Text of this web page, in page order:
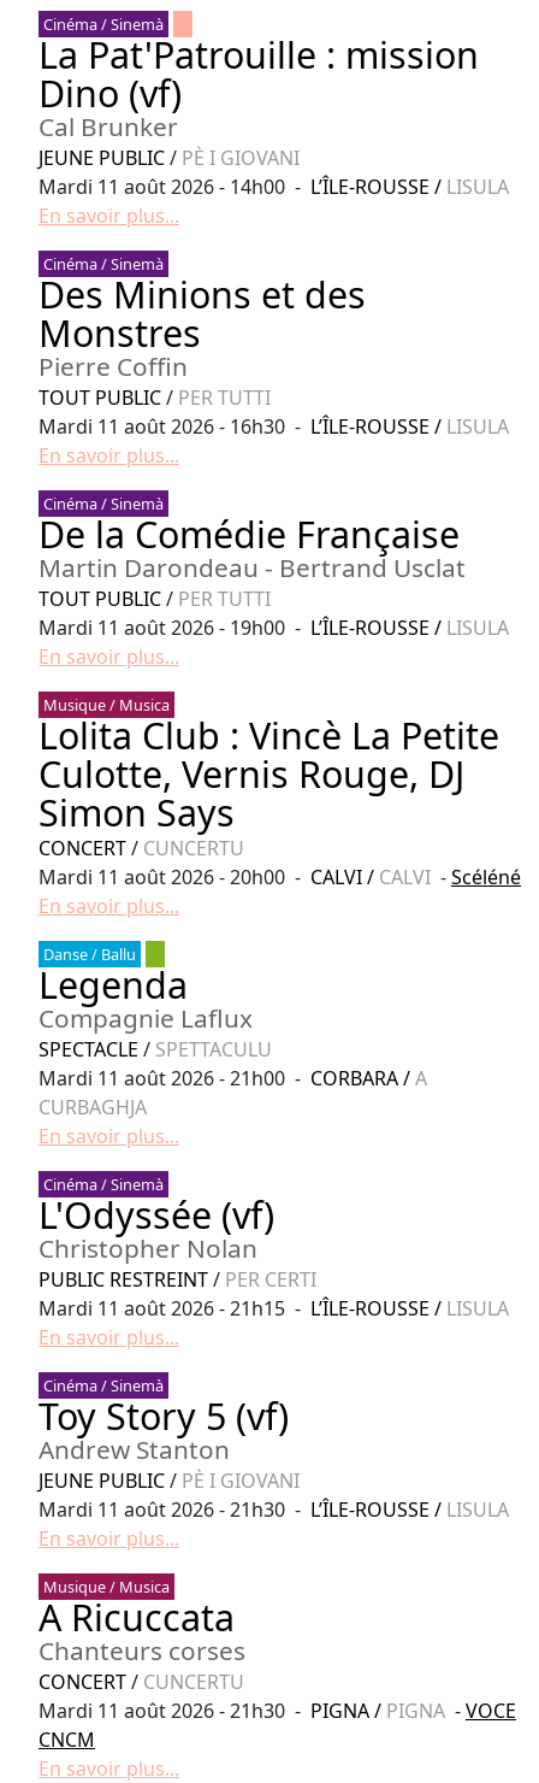
Cinéma / Sinemà
La Pat'Patrouille : mission
Dino (vf)
Cal Brunker
JEUNE PUBLIC/ PÈ I GIOVANI
Mardi 11 août 2026 - 14h00 - L’ÎLE-ROUSSE / LISULA
En savoir plus...
Cinéma / Sinemà
Des Minions et des
Monstres
Pierre Coffin
TOUT PUBLIC/ PER TUTTI
Mardi 11 août 2026 - 16h30 - L’ÎLE-ROUSSE / LISULA
En savoir plus...
Cinéma / Sinemà
De la Comédie Française
Martin Darondeau - Bertrand Usclat
TOUT PUBLIC/ PER TUTTI
Mardi 11 août 2026 - 19h00 - L’ÎLE-ROUSSE / LISULA
En savoir plus...
Musique / Musica
Lolita Club : Vincè La Petite
Culotte, Vernis Rouge, DJ
Simon Says
CONCERT/ CUNCERTU
Mardi 11 août 2026 - 20h00 - CALVI/ CALVI -Scéléné
En savoir plus...
Danse / Ballu
Legenda
Compagnie Laflux
SPECTACLE / SPETTACULU
Mardi 11 août 2026 - 21h00 - CORBARA/A
CURBAGHJA
En savoir plus...
Cinéma / Sinemà
L'Odyssée (vf)
Christopher Nolan
PUBLIC RESTREINT/ PER CERTI
Mardi 11 août 2026 - 21h15 - L’ÎLE-ROUSSE / LISULA
En savoir plus...
Cinéma / Sinemà
Toy Story 5 (vf)
Andrew Stanton
JEUNE PUBLIC/ PÈ I GIOVANI
Mardi 11 août 2026 - 21h30 - L’ÎLE-ROUSSE / LISULA
En savoir plus...
Musique / Musica
A Ricuccata
Chanteurs corses
CONCERT/ CUNCERTU
Mardi 11 août 2026 - 21h30 - PIGNA/ PIGNA -VOCE
CNCM
En savoir plus...